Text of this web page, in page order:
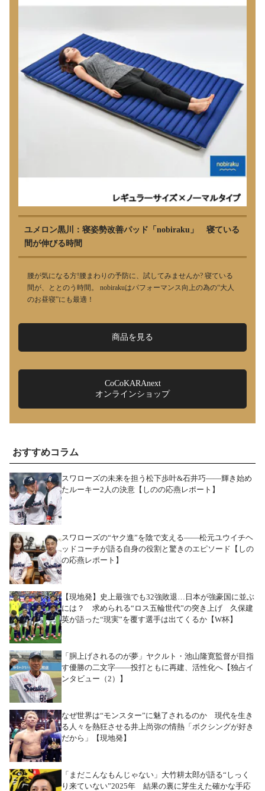
ユメロン黒川：寝姿勢改善パッド「nobiraku」 寝ている
間が伸びる時間
腰が気になる方!腰まわりの予防に、試してみませんか? 寝ている
間が、ととのう時間。 nobirakuはパフォーマンス向上の為の“大人
のお昼寝”にも最適！
商品を見る
CoCoKARAnext
オンラインショップ
おすすめコラム
スワローズの未来を担う松下歩叶&石井巧――輝き始め
たルーキー2人の決意【しのの応燕レポート】
スワローズの“ヤク進”を陰で支える――松元ユウイチヘ
ッドコーチが語る自身の役割と驚きのエピソード【しの
の応燕レポート】
【現地発】史上最強でも32強敗退…日本が強豪国に並ぶ
には？ 求められる“ロス五輪世代”の突き上げ 久保建
英が語った“現実”を覆す選手は出てくるか【W杯】
「胴上げされるのが夢」ヤクルト・池山隆寛監督が目指
す優勝の二文字――投打ともに再建、活性化へ【独占イ
ンタビュー（2）】
なぜ世界は“モンスター”に魅了されるのか 現代を生き
る人々を熱狂させる井上尚弥の情熱「ボクシングが好き
だから」【現地発】
「まだこんなもんじゃない」大竹耕太郎が語る“しっく
り来ていない”2025年 結果の裏に芽生えた確かな手応